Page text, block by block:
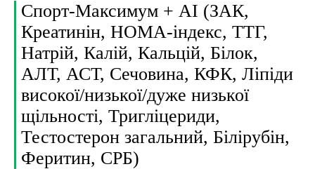
Спорт-Максимум + AI (ЗАК,
Креатинін, HOMA-індекс, ТТГ,
Натрій, Калій, Кальцій, Білок,
АЛТ, АСТ, Сечовина, КФК, Ліпіди
високої/низької/дуже низької
щільності, Тригліцериди,
Тестостерон загальний, Білірубін,
Феритин, СРБ)